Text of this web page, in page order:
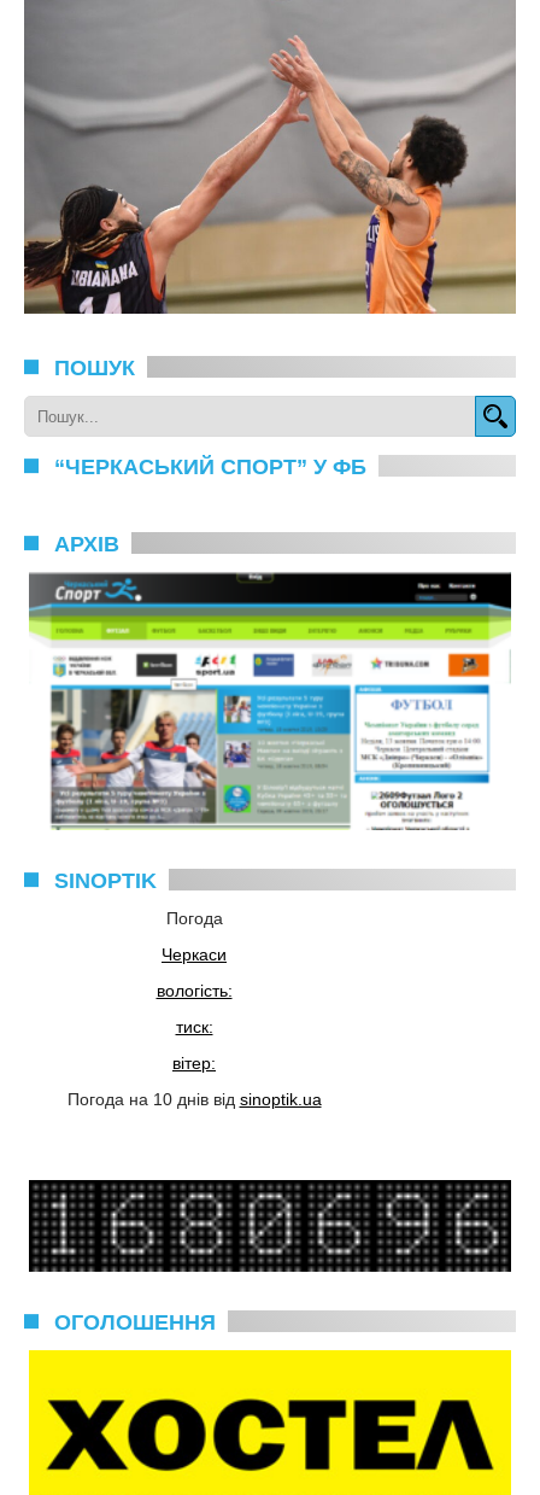
ПОШУК
“ЧЕРКАСЬКИЙ СПОРТ” У ФБ
АРХІВ
SINOPTIK
Погода
Черкаси
вологість:
тиск:
вітер:
Погода на 10 днів від sinoptik.ua
ОГОЛОШЕННЯ